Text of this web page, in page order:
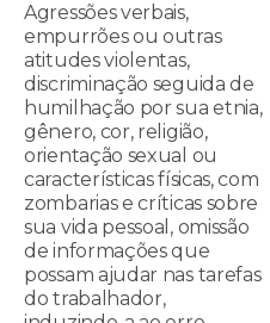
Agressões verbais,
empurrões ou outras
atitudes violentas,
discriminação seguida de
humilhação por sua etnia,
gênero, cor, religião,
orientação sexual ou
características físicas, com
zombarias e críticas sobre
sua vida pessoal, omissão
de informações que
possam ajudar nas tarefas
do trabalhador,